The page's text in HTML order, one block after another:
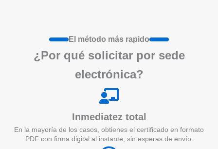
El método más rapido
¿Por qué solicitar por sede
electrónica?
Inmediatez total
En la mayoría de los casos, obtienes el certificado en formato
PDF con firma digital al instante, sin esperas de envío.